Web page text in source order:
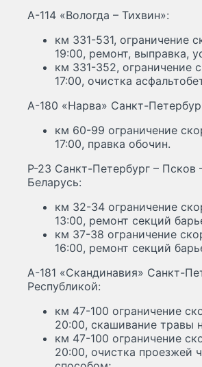
А-114 «Вологда – Тихвин»:
км 331-531, ограничение
19:00, ремонт, выправка,
км 331-352, ограничение
17:00, очистка
А-180 «Нарва» Санкт-
км 60-99 ограничение
17:00, правка обочин.
Р-23 Санкт-Петербург – Псков
Беларусь:
км 32-34 ограничение
13:00, ремонт секций
км 37-38 ограничение
16:00, ремонт секций
А-181 «Скандинавия» Санкт-
Республикой:
км 47-100 ограничение
20:00, скашивание травы
км 47-100 ограничение
20:00, очистка проезжей